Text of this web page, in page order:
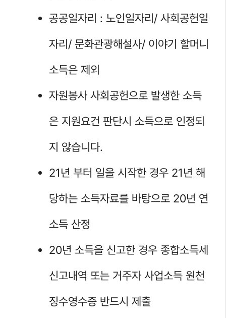
공공일자리 : 노인일자리/ 사회공헌일
자리/ 문화관광해설사/ 이야기 할머니
소득은 제외
자원봉사 사회공헌으로 발생한 소득
은 지원요건 판단시 소득으로 인정되
지 않습니다.
21년 부터 일을 시작한 경우 21년 해
당하는 소득자료를 바탕으로 20년 연
소득 산정
20년 소득을 신고한 경우 종합소득세
신고내역 또는 거주자 사업소득 원천
징수영수증 반드시 제출